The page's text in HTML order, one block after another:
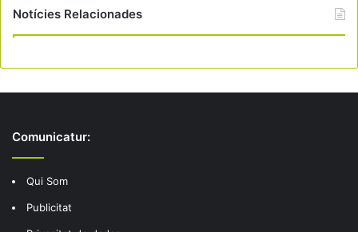
Notícies Relacionades
Comunicatur:
Qui Som
Publicitat